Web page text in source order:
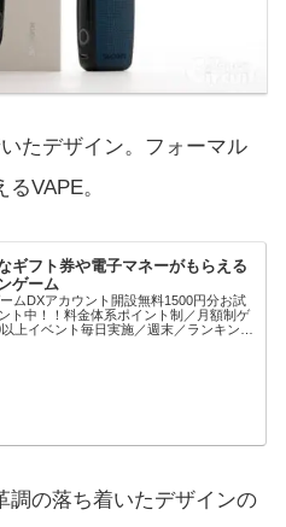
たデザイン。フォーマル
VAPE。
ギフト券や電子マネーがもらえる
ゲーム
ムDXアカウント開設無料1500円分お試
ト中！！料金体系ポイント制／月額制ゲ
上イベント毎日実施／週末／ランキング
調の落ち着いたデザインの